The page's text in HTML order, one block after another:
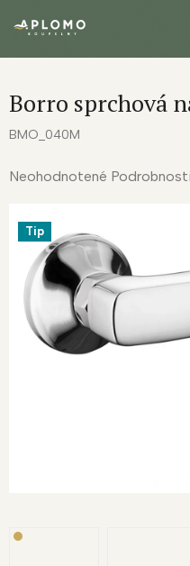
Borro sprchová
BMO_040M
Priemerné
hviezdičiek.
Neohodnotené
Tip